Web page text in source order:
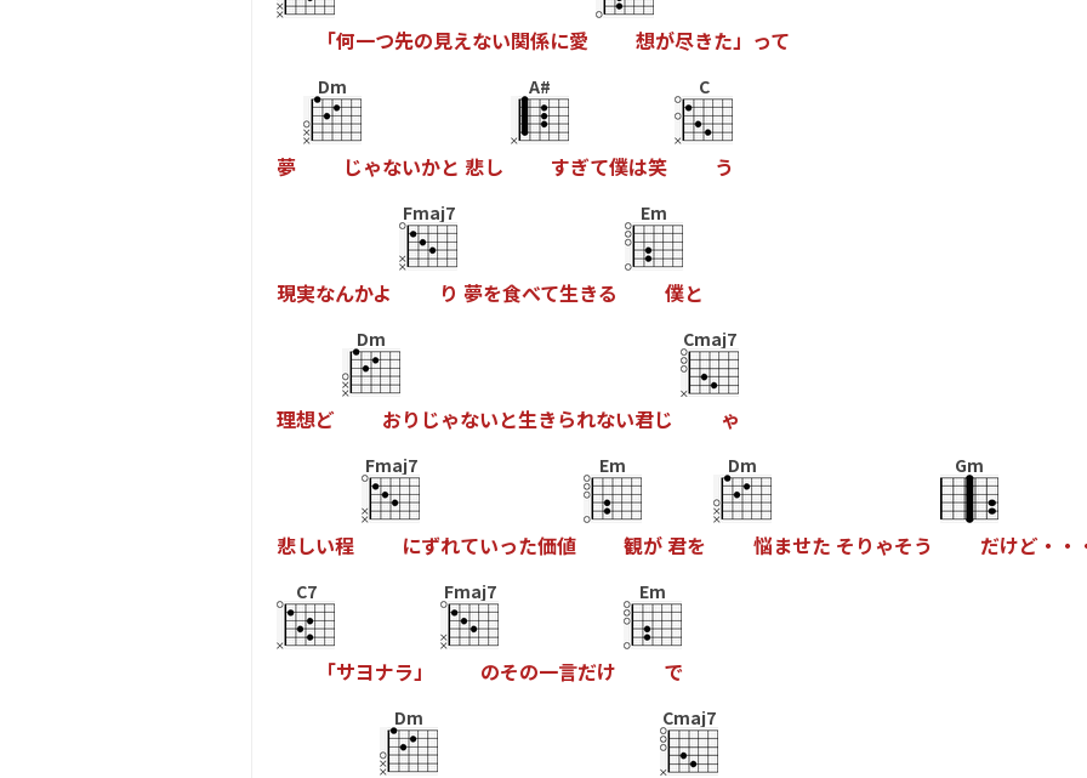
「何一つ先の見えない関係に愛 想が尽きた」 って
夢
Dm
じゃないかと 悲し
A#
すぎて僕は笑
C
う
現実なんかよ
Fmaj7
り 夢を食べて生きる
Em
僕と
理想ど
Dm
おり じゃないと生きられない君じ
Cmaj7
ゃ
悲しい程
Fmaj7
にずれていった価値
Em
観が 君を
Dm
悩ませた そ り ゃそう
Gm
だけど ・ ・
C7
「サヨナラ」
Fmaj7
のその一言だけ
Em
で
Dm Cmaj7